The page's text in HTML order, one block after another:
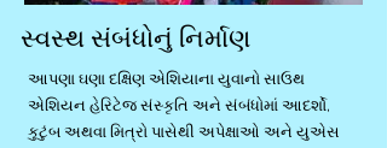
સ્વસ્થ સંબંધોનું નિર્માણ
આપણા ઘણા દક્ષિણ એશિયાના યુવાનો સાઉથ
એશિયન હેરિટેજ સંસ્કૃતિ અને સંબંધોમાં આદર્શો,
કુટુંબ અથવા મિત્રો પાસેથી અપેક્ષાઓ અને યુએસ